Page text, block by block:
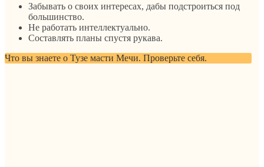
Забывать о своих интересах, дабы подстроиться под
большинство.
Не работать интеллектуально.
Составлять планы спустя рукава.
Что вы знаете о Тузе масти Мечи. Проверьте себя.